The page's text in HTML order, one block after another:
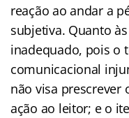
reação ao andar a
subjetiva. Quanto
inadequado, pois o
comunicacional
não visa prescrever
ação ao leitor; e o